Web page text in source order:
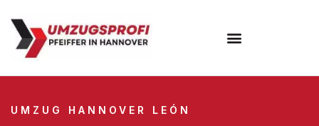
UMZUG HANNOVER LEÓN